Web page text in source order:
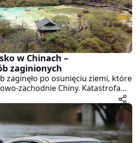
w Chinach –
zaginionych
zaginęło po osunięciu ziemi, które
zachodnie Chiny. Katastrofa
Jinping, położonej w prowincji
o godzinie 11:50 czasu
Żywioł pochłonął 10 domów, a
się pod warstwami ziemi i
udało się uratować dwie